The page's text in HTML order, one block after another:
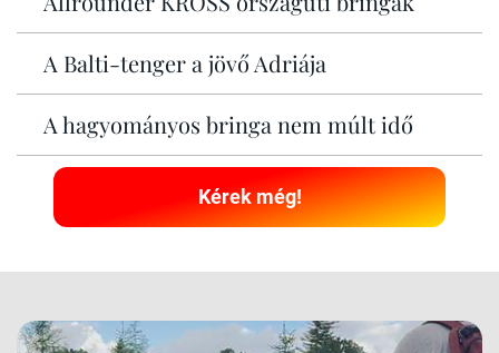
A Balti-tenger a jövő Adriája
A hagyományos bringa nem múlt idő
Kérek még!